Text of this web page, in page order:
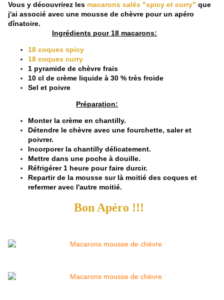
Vous y découvrirez les macarons salés "spicy et curry" que
j'ai associé avec une mousse de chèvre pour un apéro
dînatoire.
Ingrédients pour 18 macarons:
18 coques spicy
18 coques curry
1 pyramide de chèvre frais
10 cl de crème liquide à 30 % très froide
Sel et poivre
Préparation:
Monter la crème en chantilly.
Détendre le chèvre avec une fourchette, saler et
poivrer.
Incorporer la chantilly délicatement.
Mettre dans une poche à douille.
Réfrigérer 1 heure pour faire durcir.
Repartir de la mousse sur là moitié des coques et
refermer avec l'autre moitié.
Bon Apéro !!!